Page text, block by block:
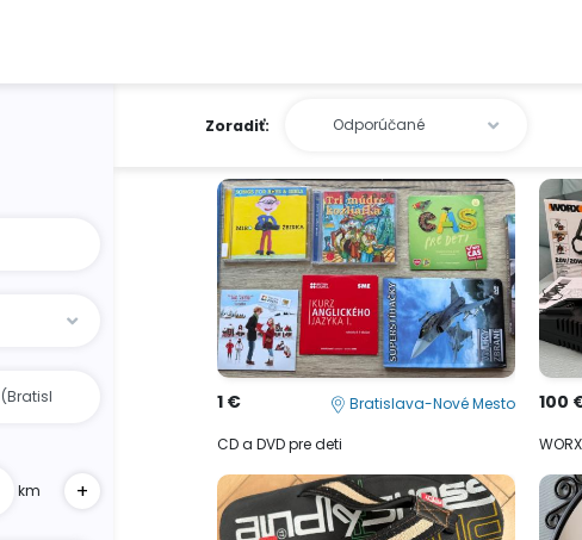
km +
Zoradiť:
1 € Bratislava-Nové Mesto
CD a DVD pre deti
100